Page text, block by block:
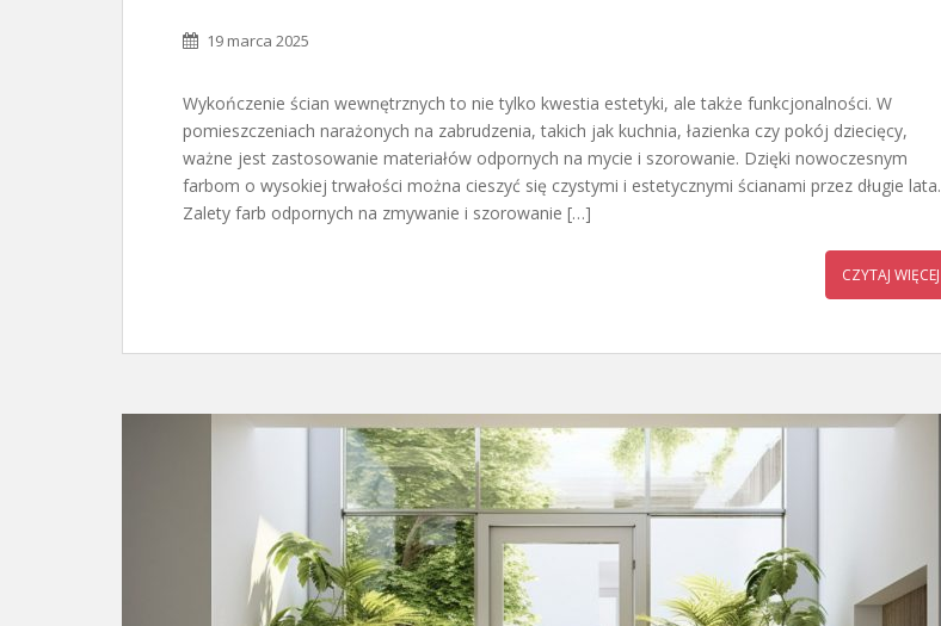
19 marca 2025
Wykończenie ścian wewnętrznych to nie tylko kwestia estetyki, ale także funkcjonalności. W
pomieszczeniach narażonych na zabrudzenia, takich jak kuchnia, łazienka czy pokój dziecięcy,
ważne jest zastosowanie materiałów odpornych na mycie i szorowanie. Dzięki nowoczesnym
farbom o wysokiej trwałości można cieszyć się czystymi i estetycznymi ścianami przez długie lata.
Zalety farb odpornych na zmywanie i szorowanie […]
CZYTAJ WIĘCEJ